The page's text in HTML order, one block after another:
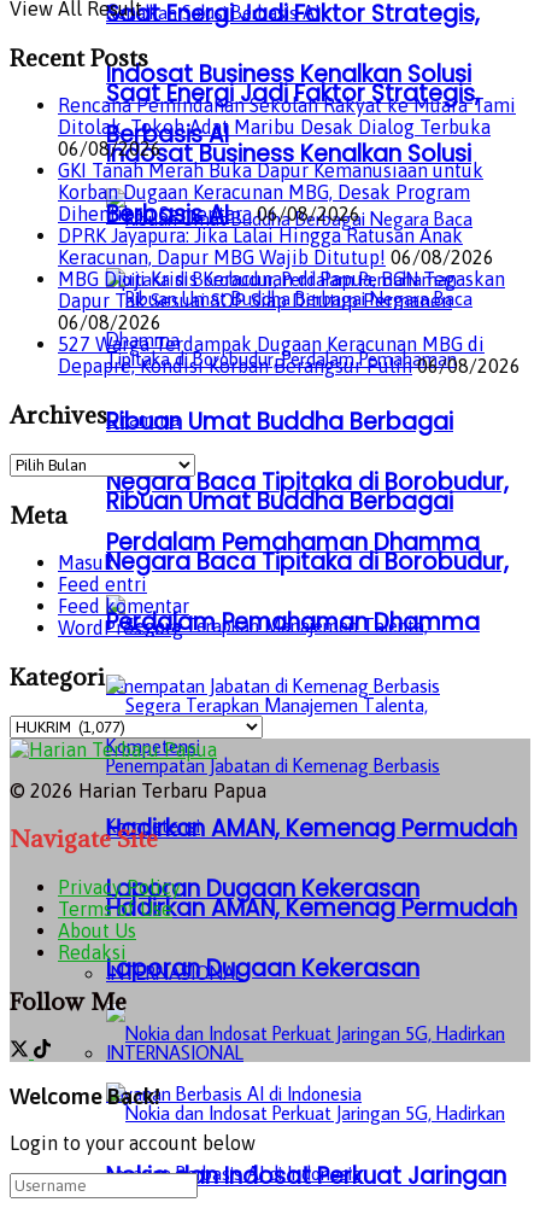
Saat Energi Jadi Faktor Strategis,
Indosat Business Kenalkan Solusi
Berbasis AI
Ribuan Umat Buddha Berbagai
Negara Baca Tipitaka di Borobudur,
Perdalam Pemahaman Dhamma
Hadirkan AMAN, Kemenag Permudah
Laporan Dugaan Kekerasan
INTERNASIONAL
Nokia dan Indosat Perkuat Jaringan
Saat Energi Jadi Faktor Strategis,
Indosat Business Kenalkan Solusi
Berbasis AI
Ribuan Umat Buddha Berbagai
Negara Baca Tipitaka di Borobudur,
Perdalam Pemahaman Dhamma
Hadirkan AMAN, Kemenag Permudah
Laporan Dugaan Kekerasan
INTERNASIONAL
View All Result
Recent Posts
Rencana Pemindahan Sekolah Rakyat ke Muara Tami
Ditolak, Tokoh Adat Maribu Desak Dialog Terbuka
06/08/2026
GKI Tanah Merah Buka Dapur Kemanusiaan untuk
Korban Dugaan Keracunan MBG, Desak Program
Dihentikan Sementara 06/08/2026
DPRK Jayapura: Jika Lalai Hingga Ratusan Anak
Keracunan, Dapur MBG Wajib Ditutup! 06/08/2026
MBG Diuji Krisis Keracunan di Papua, BGN Tegaskan
Dapur Tak Sesuai SOP Siap Ditutup Permanen
06/08/2026
527 Warga Terdampak Dugaan Keracunan MBG di
Depapre, Kondisi Korban Berangsur Pulih 06/08/2026
Archives
Archives
Meta
Masuk
Feed entri
Feed komentar
WordPress.org
Kategori
Kategori
© 2026 Harian Terbaru Papua
Navigate Site
Privacy Policy
Terms of Use
About Us
Redaksi
Follow Me
Welcome Back!
Login to your account below